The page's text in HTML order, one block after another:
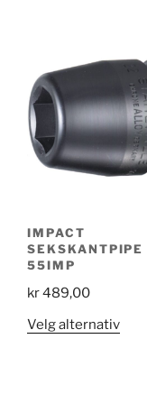
kan
på
IMPACT
SEKSKANTPIPE
55IMP
kr489,00
Velg alternativDette